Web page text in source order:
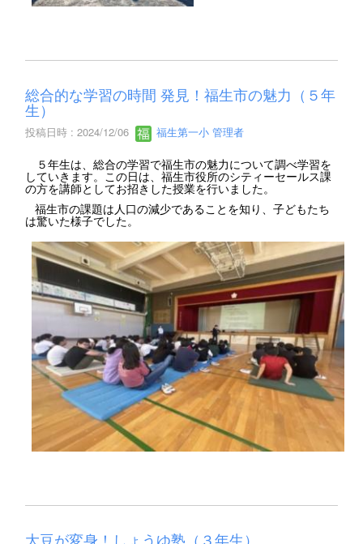
総合的な学習の時間 発見！福生市の魅力（５年
生）
投稿日時 : 2024/12/06 福生第一小 管理者
５年生は、総合の学習で福生市の魅力について調べ学習を
していきます。この日は、福生市役所のシティーセールス課
の方を講師としてお招きした授業を行いました。
福生市の課題は人口の減少であることを知り、子どもたち
は驚いた様子でした。
大豆が変身！しょうゆ塾（３年生）